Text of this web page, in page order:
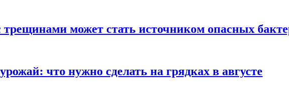
трещинами может стать источником опасных
что нужно сделать на грядках в августе